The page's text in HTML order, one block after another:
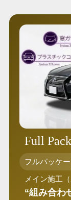
Full
フルパッケ
メイン施工
“組み合わ